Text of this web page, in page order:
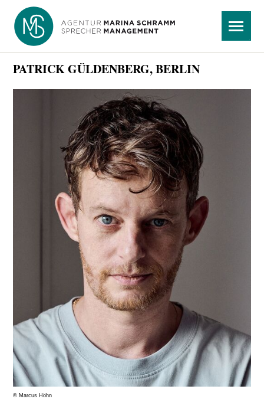
Navigation
überspringen
PATRICK GÜLDENBERG, BERLIN
© Marcus Höhn